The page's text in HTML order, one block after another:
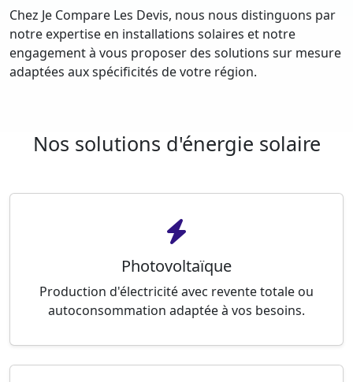
Chez Je Compare Les Devis, nous nous distinguons par
notre expertise en installations solaires et notre
engagement à vous proposer des solutions sur mesure
adaptées aux spécificités de votre région.
Nos solutions d'énergie solaire
Photovoltaïque
Production d'électricité avec revente totale ou
autoconsommation adaptée à vos besoins.